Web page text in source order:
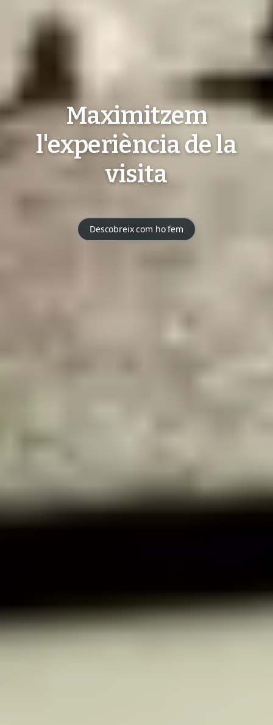
Maximitzem
l'experiència de la
visita
Descobreix com ho fem